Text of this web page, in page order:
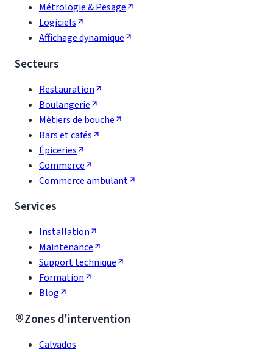
Métrologie & Pesage
Logiciels
Affichage dynamique
Secteurs
Restauration
Boulangerie
Métiers de bouche
Bars et cafés
Épiceries
Commerce
Commerce ambulant
Services
Installation
Maintenance
Support technique
Formation
Blog
Zones d'intervention
Calvados